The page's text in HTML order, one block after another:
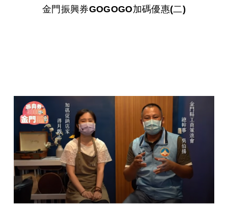
金門振興券GOGOGO加碼優惠(二)